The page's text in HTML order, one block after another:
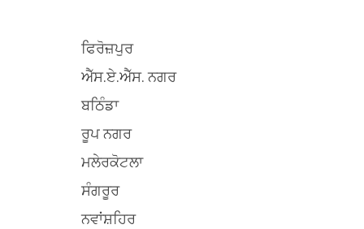
ਫਿਰੋਜ਼ਪੁਰ
ਐੱਸ.ਏ.ਐੱਸ. ਨਗਰ
ਬਠਿੰਡਾ
ਰੂਪ ਨਗਰ
ਮਲੇਰਕੋਟਲਾ
ਸੰਗਰੂਰ
ਨਵਾਂਸ਼ਹਿਰ